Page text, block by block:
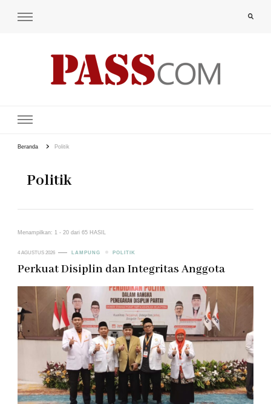
Beranda Politik
Politik
Menampilkan: 1 - 20 dari 65 HASIL
4 AGUSTUS 2026 LAMPUNG POLITIK
Perkuat Disiplin dan Integritas Anggota